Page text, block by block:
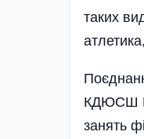
таких
КДЮСШ
занять